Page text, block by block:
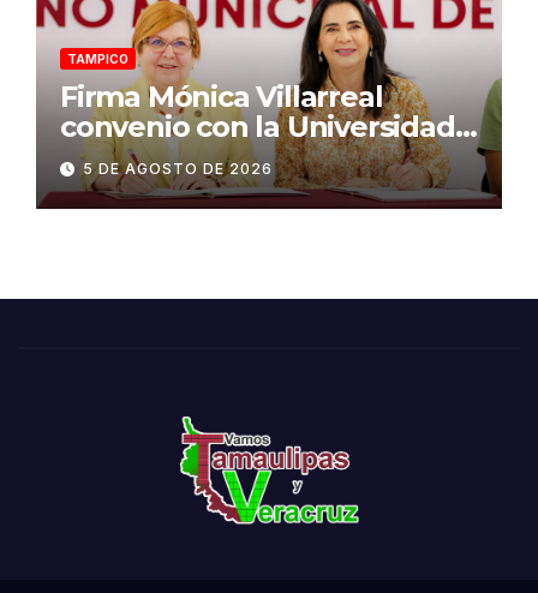
TAMPICO
Firma Mónica Villarreal
convenio con la Universidad
Tecnológica de Altamira para
impulsar la innovación
turística mediante TampIA
5 DE AGOSTO DE 2026